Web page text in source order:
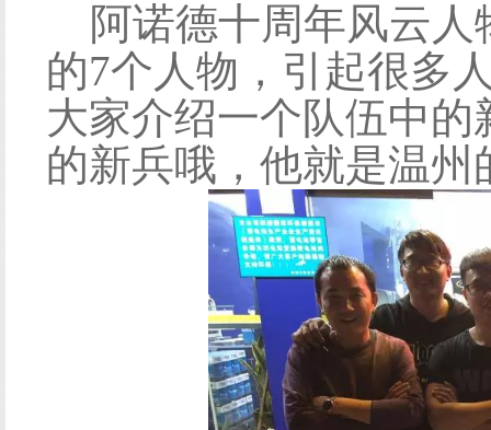
阿诺德十周年风云人
的7个人物，引起很多
大家介绍一个队伍中
的新兵哦，他就是温州